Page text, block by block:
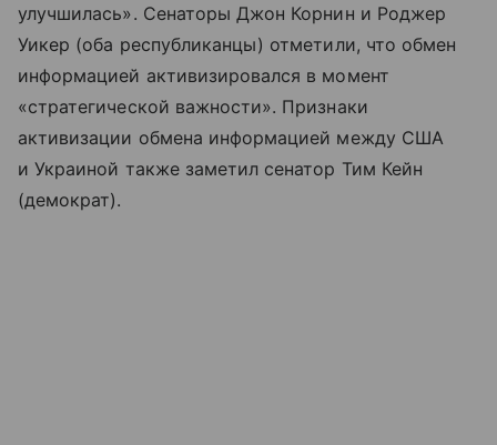
улучшилась». Сенаторы Джон Корнин и Роджер
Уикер (оба республиканцы) отметили, что обмен
информацией активизировался в момент
«стратегической важности». Признаки
активизации обмена информацией между США
и Украиной также заметил сенатор Тим Кейн
(демократ).